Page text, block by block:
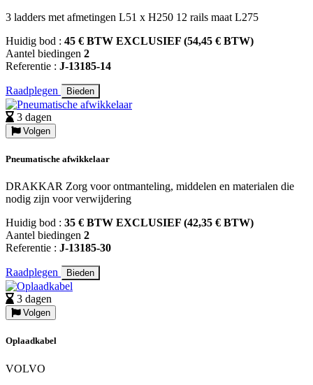
3 ladders met afmetingen L51 x H250 12 rails maat L275
Huidig bod : 45 € BTW EXCLUSIEF (54,45 € BTW)
Aantel biedingen 2
Referentie : J-13185-14
Raadplegen Bieden
3 dagen
Volgen
Pneumatische afwikkelaar
DRAKKAR Zorg voor ontmanteling, middelen en materialen die
nodig zijn voor verwijdering
Huidig bod : 35 € BTW EXCLUSIEF (42,35 € BTW)
Aantel biedingen 2
Referentie : J-13185-30
Raadplegen Bieden
3 dagen
Volgen
Oplaadkabel
VOLVO